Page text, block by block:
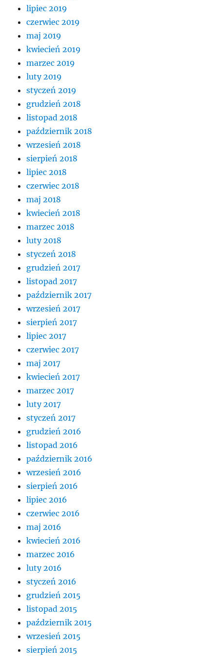
lipiec 2019
czerwiec 2019
maj 2019
kwiecień 2019
marzec 2019
luty 2019
styczeń 2019
grudzień 2018
listopad 2018
październik 2018
wrzesień 2018
sierpień 2018
lipiec 2018
czerwiec 2018
maj 2018
kwiecień 2018
marzec 2018
luty 2018
styczeń 2018
grudzień 2017
listopad 2017
październik 2017
wrzesień 2017
sierpień 2017
lipiec 2017
czerwiec 2017
maj 2017
kwiecień 2017
marzec 2017
luty 2017
styczeń 2017
grudzień 2016
listopad 2016
październik 2016
wrzesień 2016
sierpień 2016
lipiec 2016
czerwiec 2016
maj 2016
kwiecień 2016
marzec 2016
luty 2016
styczeń 2016
grudzień 2015
listopad 2015
październik 2015
wrzesień 2015
sierpień 2015